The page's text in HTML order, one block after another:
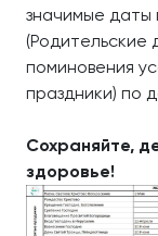
значимые даты
(Родительские
поминовения
праздники) по
Сохраняйте,
здоровье!